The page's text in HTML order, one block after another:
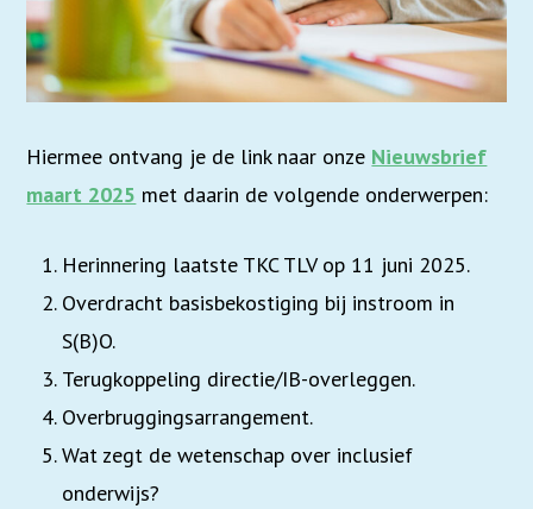
Hiermee ontvang je de link naar onze Nieuwsbrief
maart 2025 met daarin de volgende onderwerpen:
Herinnering laatste TKC TLV op 11 juni 2025.
Overdracht basisbekostiging bij instroom in
S(B)O.
Terugkoppeling directie/IB-overleggen.
Overbruggingsarrangement.
Wat zegt de wetenschap over inclusief
onderwijs?